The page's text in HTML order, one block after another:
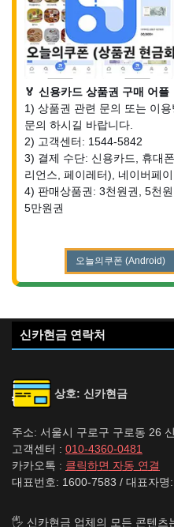
🏅 신용카드 상품권 구매 어플
1) 상품권 관련 문의 또는 이
문의 하시길 바랍니다.
2) 고객센터: 1544-5842
3) 결제 수단: 신용카드, 휴대
리언스, 페이레터), 네이버페
4) 판매상품권: 3천원권, 5천
5만원권
오늘의쿠폰 (Android)
신카현금 연락처
상호: 신카현금
주소: 서울시 구로구 구로동 26
고객센터 : 010-4360-0481
카카오톡 : 클릭하면 자동 연결
대표번호: 1600-7583 / 대표자명
🖐️ 신카현금 업체의 모든 콘텐츠